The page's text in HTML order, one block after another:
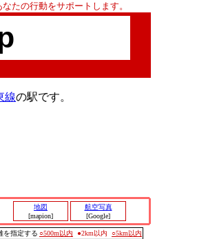
たの行動をサポートします。
線の駅です。
地図
[mapion]
航空写真
[Google]
を指定する ○500m以内 ●2km以内 ○5km以内